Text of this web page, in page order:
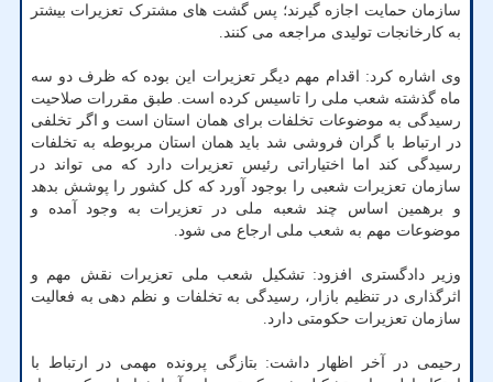
سازمان حمایت اجازه گیرند؛ پس گشت های مشترک تعزیرات بیشتر
به کارخانجات تولیدی مراجعه می کنند.
وی اشاره کرد: اقدام مهم دیگر تعزیرات این بوده که ظرف دو سه
ماه گذشته شعب ملی را تاسیس کرده است. طبق مقررات صلاحیت
رسیدگی به موضوعات تخلفات برای همان استان است و اگر تخلفی
در ارتباط با گران فروشی شد باید همان استان مربوطه به تخلفات
رسیدگی کند اما اختیاراتی رئیس تعزیرات دارد که می تواند در
سازمان تعزیرات شعبی را بوجود آورد که کل کشور را پوشش بدهد
و برهمین اساس چند شعبه ملی در تعزیرات به وجود آمده و
موضوعات مهم به شعب ملی ارجاع می شود.
وزیر دادگستری افزود: تشکیل شعب ملی تعزیرات نقش مهم و
اثرگذاری در تنظیم بازار، رسیدگی به تخلفات و نظم دهی به فعالیت
سازمان تعزیرات حکومتی دارد.
رحیمی در آخر اظهار داشت: بتازگی پرونده مهمی در ارتباط با